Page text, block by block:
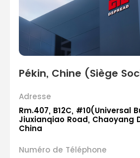
Pékin, Chine (Siège
Adresse
Rm.407, B12C, #10(Universal
Jiuxianqiao Road, Chaoyang
China
Numéro de Téléphone